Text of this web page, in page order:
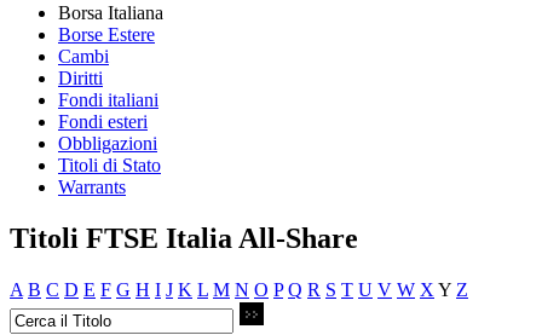
Borsa Italiana
Borse Estere
Cambi
Diritti
Fondi italiani
Fondi esteri
Obbligazioni
Titoli di Stato
Warrants
Titoli FTSE Italia All-Share
A B C D E F G H I J K L M N O P Q R S T U V W X Y Z